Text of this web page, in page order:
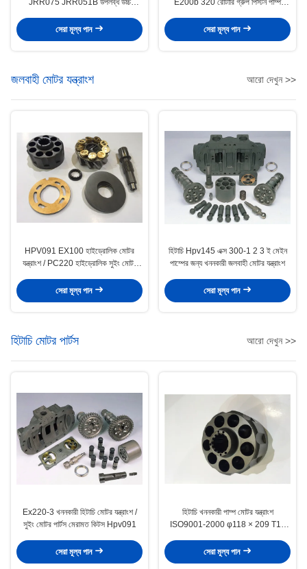
সেরা মূল্য পান
সেরা মূল্য পান
জলবাহী মোটর যন্ত্রাংশ আরো দেখুন >>
HPV091 EX100 হাইড্রোলিক মোটর
যন্ত্রাংশ / PC220 হাইড্রোলিক সুইং মোটর
সেরা মূল্য পান
হিটাচি Hpv145 এক্স 300-1 2 3 ই মেইন
পাম্পের জন্য খননকারী জলবাহী মোটর যন্ত্রাংশ
সেরা মূল্য পান
হিটাচি মোটর পার্টস আরো দেখুন >>
Ex220-3 খননকারী হিটাচি মোটর যন্ত্রাংশ /
সুইং মোটর পার্টস মেরামত কিটস Hpv091
সেরা মূল্য পান
হিটাচি খননকারী পাম্প মোটর যন্ত্রাংশ
ISO9001-2000 φ118 × 209 T15
সেরা মূল্য পান